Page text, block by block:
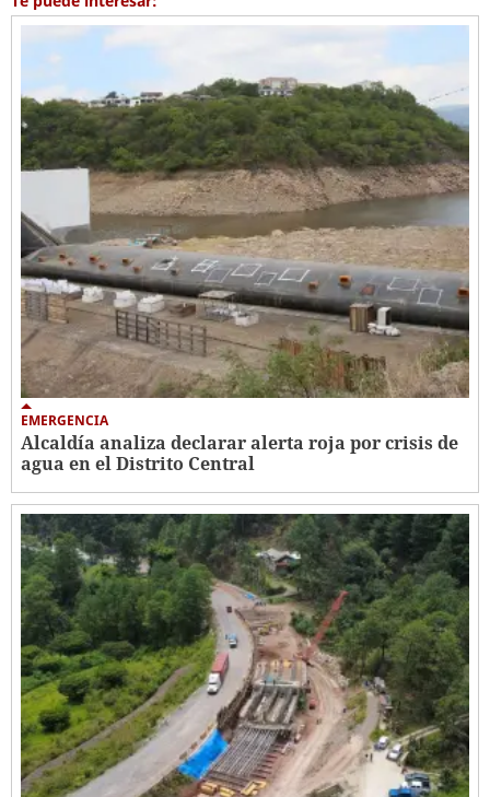
EMERGENCIA
Alcaldía analiza declarar alerta roja por crisis de
agua en el Distrito Central